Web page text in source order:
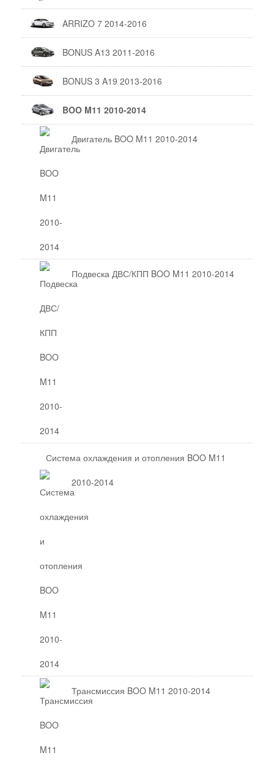
ARRIZO 7 2014-2016
BONUS A13 2011-2016
BONUS 3 A19 2013-2016
BOO M11 2010-2014
Двигатель BOO M11 2010-2014
Подвеска ДВС/КПП BOO M11 2010-2014
Система охлаждения и отопления BOO M11
2010-2014
Трансмиссия BOO M11 2010-2014